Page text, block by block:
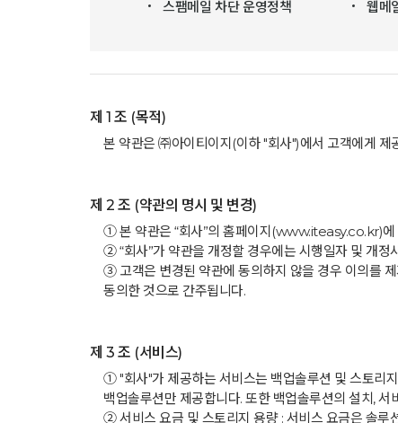
스팸메일 차단 운영정책
웹메
제 1 조 (목적)
본 약관은 ㈜아이티이지(이하 "회사")에서 고객에게 제
제 2 조 (약관의 명시 및 변경)
① 본 약관은 “회사”의 홈페이지(www.iteasy.co.kr)에
② “회사”가 약관을 개정할 경우에는 시행일자 및 개정
③ 고객은 변경된 약관에 동의하지 않을 경우 이의를
동의한 것으로 간주됩니다.
제 3 조 (서비스)
① "회사"가 제공하는 서비스는 백업솔루션 및 스토리
백업솔루션만 제공합니다. 또한 백업솔루션의 설치,
② 서비스 요금 및 스토리지 용량 : 서비스 요금은 솔